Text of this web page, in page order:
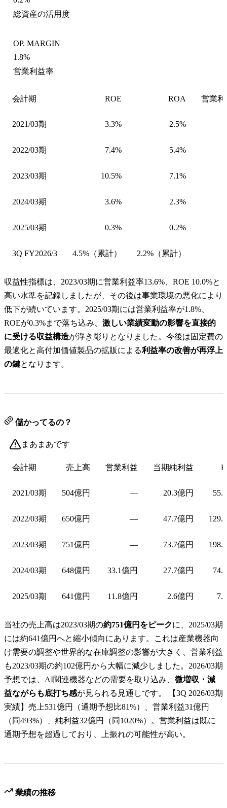
総資産の活用度
OP. MARGIN
1.8%
営業利益率
会計期 ROE ROA 営業
2021/03期 3.3% 2.5%
2022/03期 7.4% 5.4%
2023/03期 10.5% 7.1%
2024/03期 3.6% 2.3%
2025/03期 0.3% 0.2%
3Q FY2026/3 4.5%（累計） 2.2%（累計）
収益性指標は、2023/03期に営業利益率13.6%、ROE 10.0%と
高い水準を記録しましたが、その後は事業環境の悪化により
低下が続いています。2025/03期には営業利益率が1.8%、
ROEが0.3%まで落ち込み、 激しい業績変動の影響を直接的
に受ける収益構造が浮き彫りとなりました。今後は固定費の
最適化と高付加価値製品の拡販による利益率の改善が再浮上
の鍵となります。
儲かってるの？
まあまあです
会計期 売上高 営業利益 当期純利益
2021/03期 504億円 — 20.3億円
2022/03期 650億円 — 47.7億円
2023/03期 751億円 — 73.7億円
2024/03期 648億円 33.1億円 27.7億円
2025/03期 641億円 11.8億円 2.6億円
当社の売上高は2023/03期の約751億円をピークに、2025/03期
には約641億円へと縮小傾向にあります。これは産業機器向
け需要の調整や世界的な在庫調整の影響が大きく、営業利益
も2023/03期の約102億円から大幅に減少しました。2026/03期
予想では、AI関連機器などの需要を取り込み、 微増収・減
益ながらも底打ち感が見られる見通しです。 【3Q 2026/03期
実績】売上531億円（通期予想比81%）、営業利益31億円
（同493%）、純利益32億円（同1020%）。営業利益は既に
通期予想を超過しており、上振れの可能性が高い。
業績の推移